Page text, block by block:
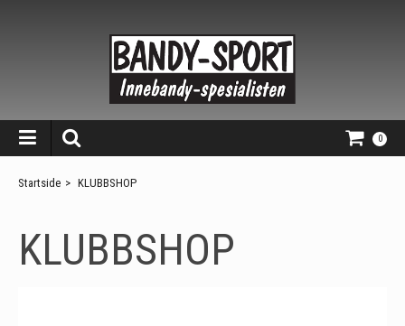
0
Startside > KLUBBSHOP
KLUBBSHOP